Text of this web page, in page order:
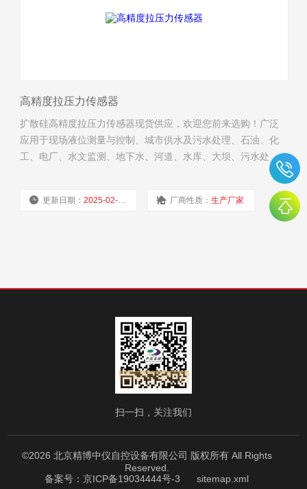
高精度拉压力传感器
扩散硅高精度拉压力传感器现货供应，欢迎您前来选购！广泛
应用于现场液位测量与控制、城市供水及污水处理、石油、化
工、电厂、水文监测、地下水、河道、水库、大坝、污水处
更新日期：2025-02-19 厂商性质：生产厂家
扫一扫，关注我们
©2026 北京精博中仪自控设备有限公司 版权所有 All Rights
Reserved.
备案号：京ICP备19034444号-3
sitemap.xml